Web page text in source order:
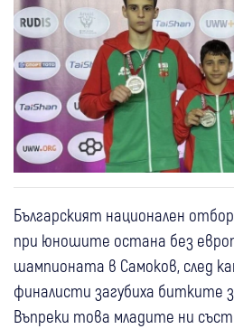
Българският национален
при юношите остана без
шампионата в Самоков, след
финалисти загубиха битките
Въпреки това младите ни